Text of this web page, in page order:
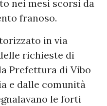
nei mesi scorsi da
franoso.
in via
richieste di
Prefettura di Vibo
e dalle comunità
le forti